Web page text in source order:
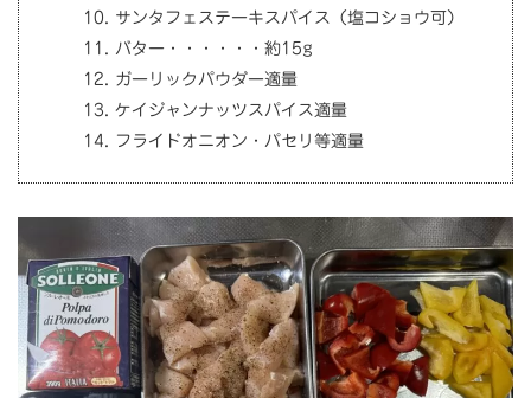
サンタフェステーキスパイス（塩コショウ可）
バター・・・・・・約15g
ガーリックパウダー適量
ケイジャンナッツスパイス適量
フライドオニオン・パセリ等適量